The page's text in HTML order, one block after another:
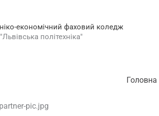
економічний фаховий коледж
політехніка"
Головна
pic.jpg